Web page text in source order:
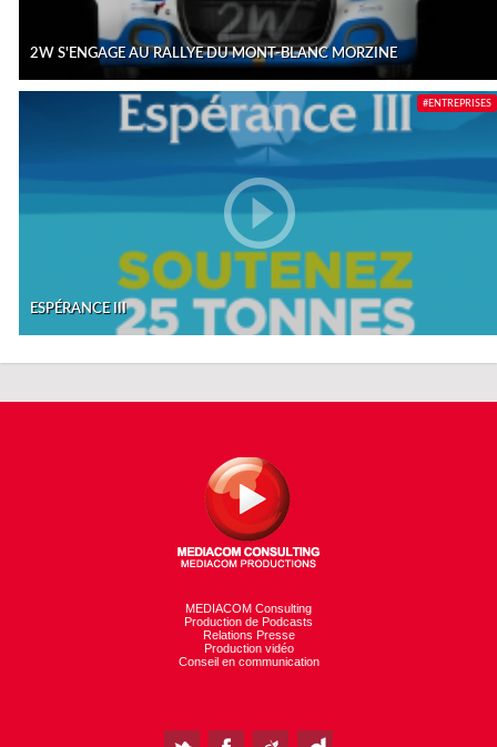
2W S'ENGAGE AU RALLYE DU MONT-BLANC MORZINE
ESPÉRANCE III
#ENTREPRISES
MEDIACOM Consulting
Production de Podcasts
Relations Presse
Production vidéo
Conseil en communication